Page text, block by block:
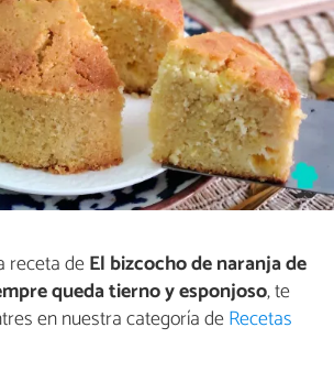
receta deEl bizcocho de naranja de
queda tierno y esponjoso, te
en nuestra categoría deRecetas